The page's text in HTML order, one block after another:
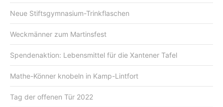
Neue Stiftsgymnasium-Trinkflaschen
Weckmänner zum Martinsfest
Spendenaktion: Lebensmittel für die Xantener Tafel
Mathe-Könner knobeln in Kamp-Lintfort
Tag der offenen Tür 2022